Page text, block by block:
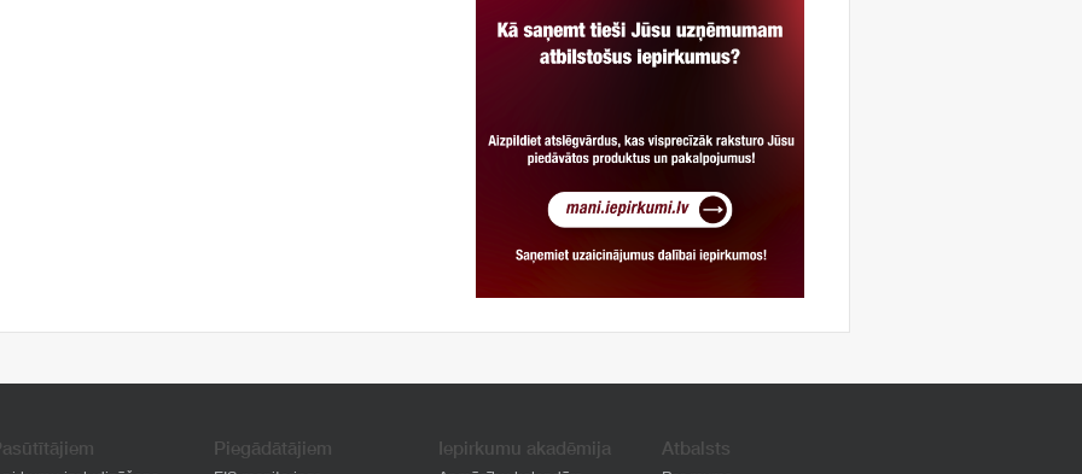
Piegādātājiem Iepirkumu akadēmija Atbalsts